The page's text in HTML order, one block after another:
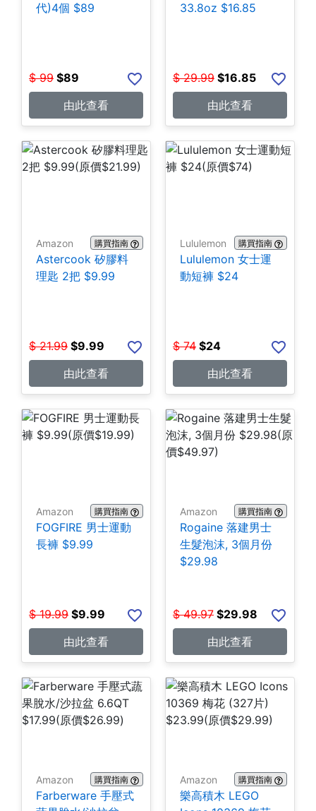
代)4個 $89
$ 99 $89
由此查看
33.8oz $16.85
$ 29.99 $16.85
由此查看
Amazon 購買指南
Astercook 矽膠料
理匙 2把 $9.99
$ 21.99 $9.99
由此查看
Lululemon 購買指南
Lululemon 女士運
動短褲 $24
$ 74 $24
由此查看
Amazon 購買指南
FOGFIRE 男士運動
長褲 $9.99
$ 19.99 $9.99
由此查看
Amazon 購買指南
Rogaine 落建男士
生髮泡沫, 3個月份
$29.98
$ 49.97 $29.98
由此查看
Amazon 購買指南
Farberware 手壓式
Amazon 購買指南
樂高積木 LEGO